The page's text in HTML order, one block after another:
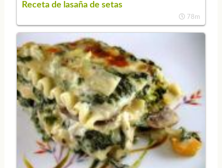
Receta de lasaña de setas
78m